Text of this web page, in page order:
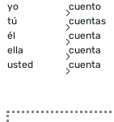
yo cuento
tú
cuentas
él
cuenta
ella
cuenta
usted
cuenta